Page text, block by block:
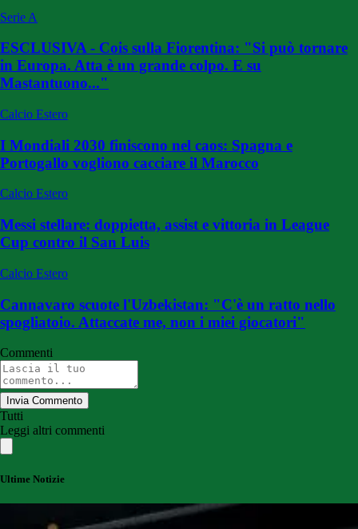
Serie A
ESCLUSIVA - Cois sulla Fiorentina: "Si può tornare
in Europa. Atta è un grande colpo. E su
Mastantuono..."
Calcio Estero
I Mondiali 2030 finiscono nel caos: Spagna e
Portogallo vogliono cacciare il Marocco
Calcio Estero
Messi stellare: doppietta, assist e vittoria in League
Cup contro il San Luis
Calcio Estero
Cannavaro scuote l'Uzbekistan: "C'è un ratto nello
spogliatoio. Attaccate me, non i miei giocatori"
Commenti
Invia Commento
Tutti
Leggi altri commenti
Ultime Notizie